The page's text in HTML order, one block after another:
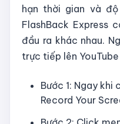
hạn thời gian và
FlashBack Express
đầu ra khác nhau.
trực tiếp lên
Bước 1: Ngay
Record Your